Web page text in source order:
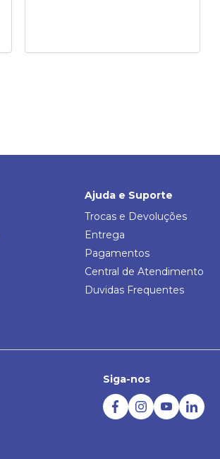
Ajuda e Suporte
Trocas e Devoluções
Entrega
Pagamentos
Central de Atendimento
Duvidas Frequentes
Siga-nos